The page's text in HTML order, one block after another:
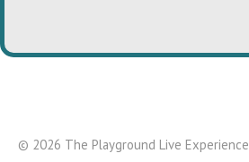
© 2026 The Playground Live Experience